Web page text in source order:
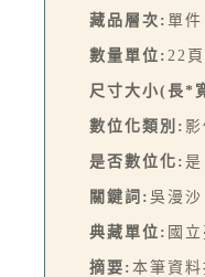
藏品層次: 單件
數量單位: 22
尺寸大小(長*
數位化類別:
是否數位化: 是
關鍵詞: 吳漫
典藏單位: 國
摘要: 本筆資